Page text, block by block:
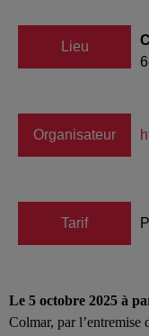
Lieu
Organisateur
Tarif
Le 5 octobre 2025 à
Colmar, par l’entremise